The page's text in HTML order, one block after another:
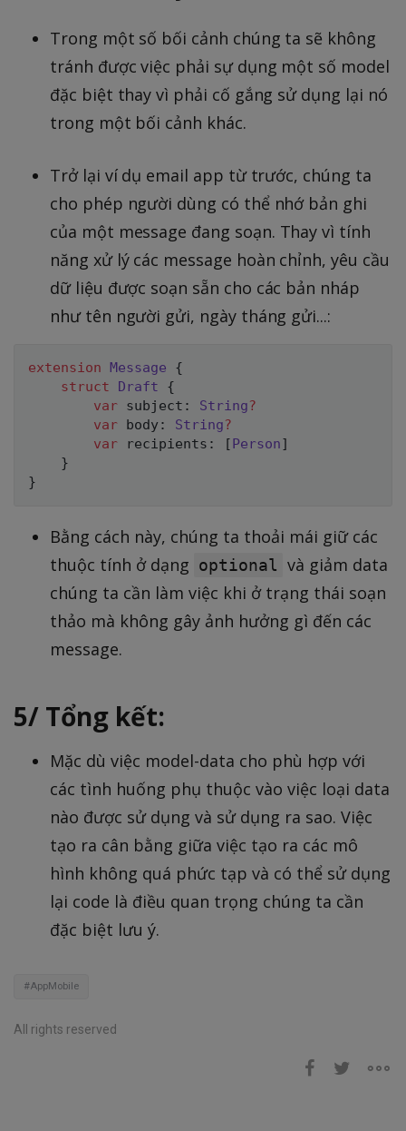
Trong một số bối cảnh chúng ta sẽ không
tránh được việc phải sự dụng một số model
đặc biệt thay vì phải cố gắng sử dụng lại nó
trong một bối cảnh khác.
Trở lại ví dụ email app từ trước, chúng ta
cho phép người dùng có thể nhớ bản ghi
của một message đang soạn. Thay vì tính
năng xử lý các message hoàn chỉnh, yêu cầu
dữ liệu được soạn sẵn cho các bản nháp
như tên người gửi, ngày tháng gửi...:
extension Message
{
struct
Draft
{
var subject : String?
var body: String?
var recipients : [Person]
}
}
Bằng cách này, chúng ta thoải mái giữ các
thuộc tính ở dạng optional và giảm data
chúng ta cần làm việc khi ở trạng thái soạn
thảo mà không gây ảnh hưởng gì đến các
message.
5/ Tổng kết:
Mặc dù việc model-data cho phù hợp với
các tình huống phụ thuộc vào việc loại data
nào được sử dụng và sử dụng ra sao. Việc
tạo ra cân bằng giữa việc tạo ra các mô
hình không quá phức tạp và có thể sử dụng
lại code là điều quan trọng chúng ta cần
đặc biệt lưu ý.
#AppMobile
All rights reserved